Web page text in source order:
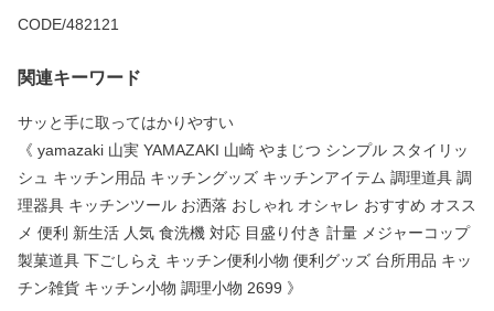
CODE/482121
関連キーワード
サッと手に取ってはかりやすい
《 yamazaki 山実 YAMAZAKI 山崎 やまじつ シンプル スタイリッ
シュ キッチン用品 キッチングッズ キッチンアイテム 調理道具 調
理器具 キッチンツール お洒落 おしゃれ オシャレ おすすめ オスス
メ 便利 新生活 人気 食洗機 対応 目盛り付き 計量 メジャーコップ
製菓道具 下ごしらえ キッチン便利小物 便利グッズ 台所用品 キッ
チン雑貨 キッチン小物 調理小物 2699 》